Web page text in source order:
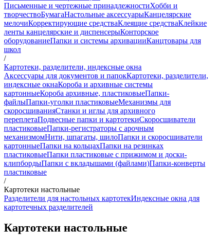
Письменные и чертежные принадлежностиХобби и
творчествоБумагаНастольные аксессуарыКанцелярские
мелочиКорректирующие средстваКлеящие средстваКлейкие
ленты канцелярские и диспенсерыКонторское
оборудованиеПапки и системы архивацииКанцтовары для
школ
/
Картотеки, разделители, индексные окна
Аксессуары для документов и папокКартотеки, разделители,
индексные окнаКороба и архивные системы
картонныеКороба архивные, пластиковыеПапки-
файлыПапки-уголки пластиковыеМеханизмы для
скоросшиванияСтанки и иглы для архивного
переплетаПодвесные папки и картотекиСкоросшиватели
пластиковыеПапки-регистраторы с арочным
механизмомНити, шпагаты, шилоПапки и скоросшиватели
картонныеПапки на кольцахПапки на резинках
пластиковыеПапки пластиковые с прижимом и доски-
клипбордыПапки с вкладышами (файлами)Папки-конверты
пластиковые
/
Картотеки настольные
Разделители для настольных картотекИндексные окна для
картотечных разделителей
Картотеки настольные